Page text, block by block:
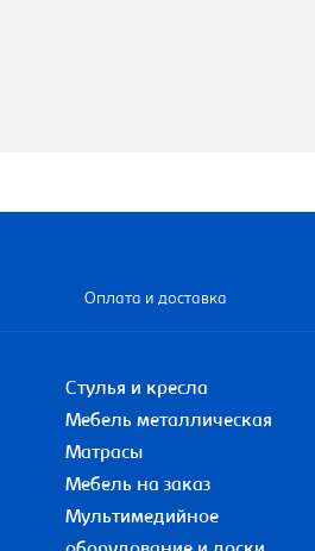
Оплата и доставка
Стулья и кресла
Мебель металлическая
Матрасы
Мебель на заказ
Мультимедийное